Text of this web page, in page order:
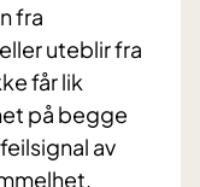
fra
uteblir fra
får lik
på begge
av